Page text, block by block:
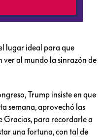
lugar ideal para que
ver al mundo la sinrazón de
Trump insiste en que
semana, aprovechó las
Gracias, para recordarle a
una fortuna, con tal de